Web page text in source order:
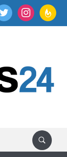
instagram